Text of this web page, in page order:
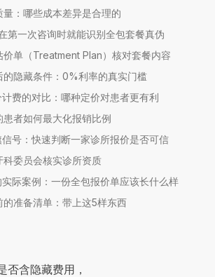
量：哪些成本差异是合理的
第一次咨询时就能识别全包套餐真伪
价单（Treatment Plan）核对套餐内容
的隐藏条件：0%利率的真实门槛
费的对比：哪种定价对患者更有利
患者如何最大化报销比例
号：快速判断一家诊所报价是否可信
科委员会核实诊所资质
际案例：一份全包报价单应该长什么样
的准备清单：带上这5样东西
否含隐藏费用，